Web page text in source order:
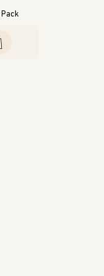
Pack